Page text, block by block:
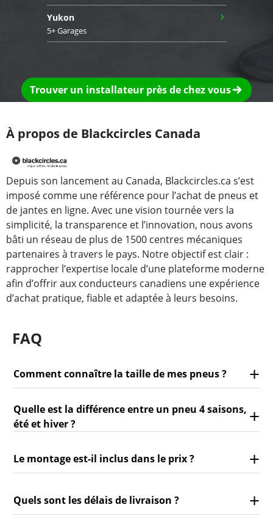
Yukon
5+ Garages
›
Trouver un installateur près de chez vous
À propos de Blackcircles Canada
Depuis son lancement au Canada, Blackcircles.ca s’est
imposé comme une référence pour l’achat de pneus et
de jantes en ligne. Avec une vision tournée vers la
simplicité, la transparence et l’innovation, nous avons
bâti un réseau de plus de 1500 centres mécaniques
partenaires à travers le pays. Notre objectif est clair :
rapprocher l’expertise locale d’une plateforme moderne
afin d’offrir aux conducteurs canadiens une expérience
d’achat pratique, fiable et adaptée à leurs besoins.
FAQ
Comment connaître la taille de mes pneus ?
Quelle est la différence entre un pneu 4 saisons,
été et hiver ?
Le montage est-il inclus dans le prix ?
Quels sont les délais de livraison ?